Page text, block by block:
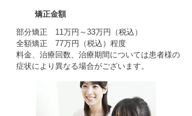
矯正金額
部分矯正 11万円～33万円（税込）
全額矯正 77万円（税込）程度
料金、治療回数、治療期間については患者様の
症状により異なる場合がございます。